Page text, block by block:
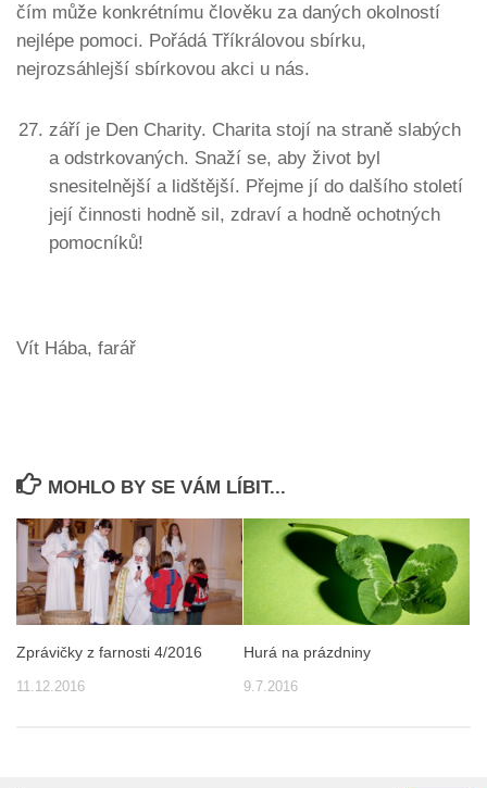
čím může konkrétnímu člověku za daných okolností
nejlépe pomoci. Pořádá Tříkrálovou sbírku,
nejrozsáhlejší sbírkovou akci u nás.
září je Den Charity. Charita stojí na straně slabých
a odstrkovaných. Snaží se, aby život byl
snesitelnější a lidštější. Přejme jí do dalšího století
její činnosti hodně sil, zdraví a hodně ochotných
pomocníků!
Vít Hába, farář
MOHLO BY SE VÁM LÍBIT...
Zprávičky z farnosti 4/2016
11.12.2016
Hurá na prázdniny
9.7.2016